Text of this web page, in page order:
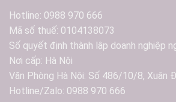
Hotline: 0988 970 666
Mã số thuế: 0104138073
Số quyết định thành lập doanh nghiệp
Nơi cấp: Hà Nội
Văn Phòng Hà Nội: Số 486/10/8, Xuân
Hotline/Zalo: 0988 970 666